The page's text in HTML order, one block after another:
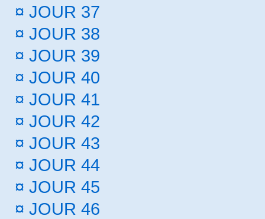
¤ JOUR 37
¤ JOUR 38
¤ JOUR 39
¤ JOUR 40
¤ JOUR 41
¤ JOUR 42
¤ JOUR 43
¤ JOUR 44
¤ JOUR 45
¤ JOUR 46